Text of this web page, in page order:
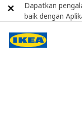
Dapatkan
baik dengan